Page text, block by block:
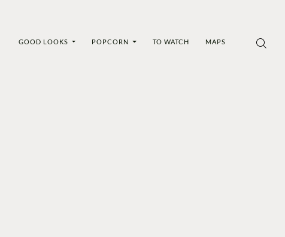
GOOD LOOKS POPCORN TO WATCH MAPS